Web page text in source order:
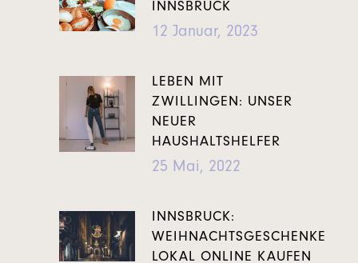
INNSBRUCK
12 Januar, 2023
LEBEN MIT
ZWILLINGEN: UNSER
NEUER
HAUSHALTSHELFER
25 Mai, 2022
INNSBRUCK:
WEIHNACHTSGESCHENKE
LOKAL ONLINE KAUFEN